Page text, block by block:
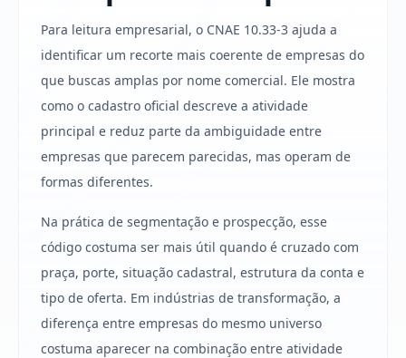
Para leitura empresarial, o CNAE 10.33-3 ajuda a
identificar um recorte mais coerente de empresas do
que buscas amplas por nome comercial. Ele mostra
como o cadastro oficial descreve a atividade
principal e reduz parte da ambiguidade entre
empresas que parecem parecidas, mas operam de
formas diferentes.
Na prática de segmentação e prospecção, esse
código costuma ser mais útil quando é cruzado com
praça, porte, situação cadastral, estrutura da conta e
tipo de oferta. Em indústrias de transformação, a
diferença entre empresas do mesmo universo
costuma aparecer na combinação entre atividade